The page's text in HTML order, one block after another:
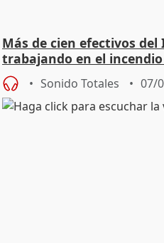
Más de cien efectivos
trabajando en el
Sonido Totales 07/